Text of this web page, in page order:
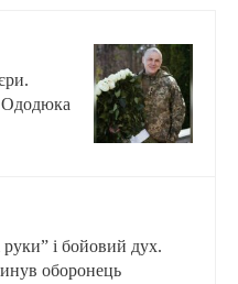
Ододюка
руки” і бойовий дух.
оборонець